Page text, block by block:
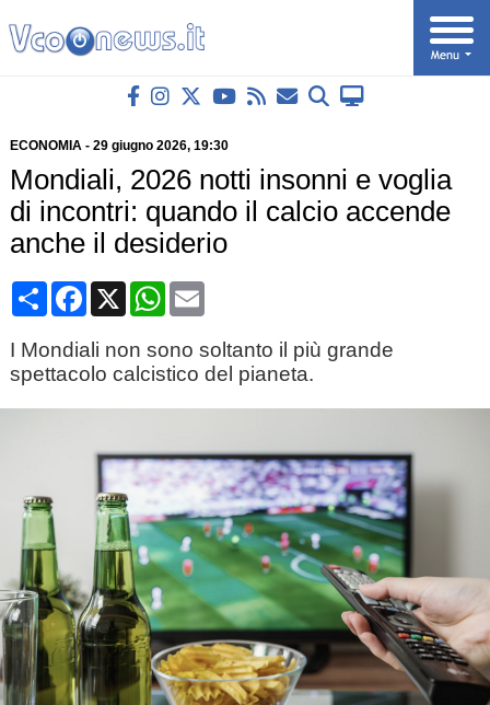
ECONOMIA- 29 giugno 2026, 19:30
Mondiali, 2026 notti insonni e voglia
di incontri: quando il calcio accende
anche il desiderio
CondividiFacebook
X WhatsApp
Email
I Mondiali non sono soltanto il più grande
spettacolo calcistico del pianeta.